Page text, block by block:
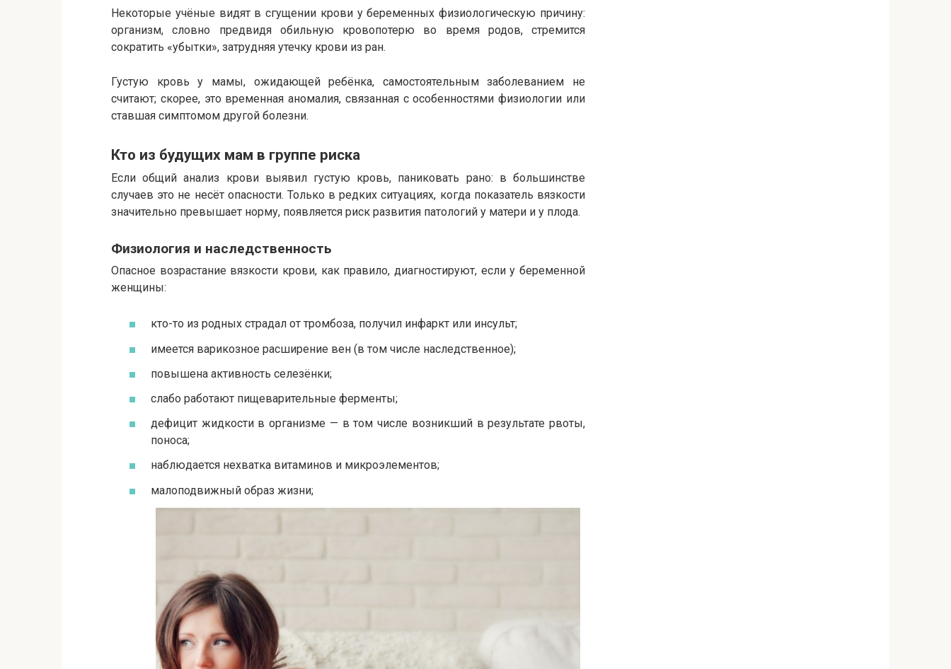
Некоторые учёные видят в сгущении крови у беременных физиологическую причину:
организм, словно предвидя обильную кровопотерю во время родов, стремится
сократить «убытки», затрудняя утечку крови из ран.
Густую кровь у мамы, ожидающей ребёнка, самостоятельным заболеванием не
считают; скорее, это временная аномалия, связанная с особенностями физиологии или
ставшая симптомом другой болезни.
Кто из будущих мам в группе риска
Если общий анализ крови выявил густую кровь, паниковать рано: в большинстве
случаев это не несёт опасности. Только в редких ситуациях, когда показатель вязкости
значительно превышает норму, появляется риск развития патологий у матери и у плода.
Физиология и наследственность
Опасное возрастание вязкости крови, как правило, диагностируют, если у беременной
женщины:
кто-то из родных страдал от тромбоза, получил инфаркт или инсульт;
имеется варикозное расширение вен (в том числе наследственное);
повышена активность селезёнки;
слабо работают пищеварительные ферменты;
дефицит жидкости в организме — в том числе возникший в результате рвоты,
поноса;
наблюдается нехватка витаминов и микроэлементов;
малоподвижный образ жизни;